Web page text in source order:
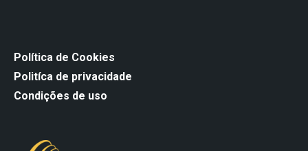
Política de Cookies
Politíca de privacidade
Condições de uso